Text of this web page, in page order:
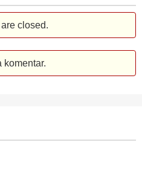
closed.
komentar.